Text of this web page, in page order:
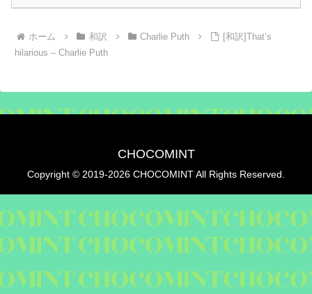
ホーム 和訳 Charlie Puth
[和訳]That’s
hilarious – Charlie Puth
CHOCOMINT
Copyright © 2019-2026 CHOCOMINT All Rights Reserved.